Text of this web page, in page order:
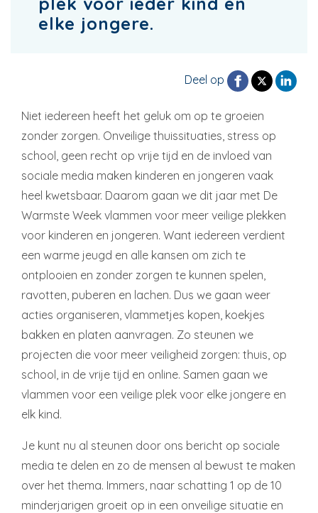
elke jongere.
Deel op
Niet iedereen heeft het geluk om op te groeien
zonder zorgen. Onveilige thuissituaties, stress op
school, geen recht op vrije tijd en de invloed van
sociale media maken kinderen en jongeren vaak
heel kwetsbaar. Daarom gaan we dit jaar met De
Warmste Week vlammen voor meer veilige plekken
voor kinderen en jongeren. Want iedereen verdient
een warme jeugd en alle kansen om zich te
ontplooien en zonder zorgen te kunnen spelen,
ravotten, puberen en lachen. Dus we gaan weer
acties organiseren, vlammetjes kopen, koekjes
bakken en platen aanvragen. Zo steunen we
projecten die voor meer veiligheid zorgen: thuis, op
school, in de vrije tijd en online. Samen gaan we
vlammen voor een veilige plek voor elke jongere en
elk kind.
Je kunt nu al steunen door ons bericht op sociale
media te delen en zo de mensen al bewust te maken
over het thema. Immers, naar schatting 1 op de 10
minderjarigen groeit op in een onveilige situatie en